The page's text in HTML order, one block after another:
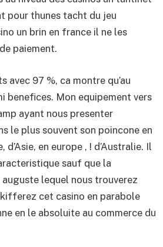
pour thunes tacht du jeu
un brin en france il ne les
paiement.
avec 97 %, ca montre qu’au
benefices. Mon equipement vers
ayant nous presenter
le plus souvent son poincone en
en europe , ! d’Australie. Il
sauf que la
lequel nous trouverez
cet casino en parabole
en le absoluite au commerce du